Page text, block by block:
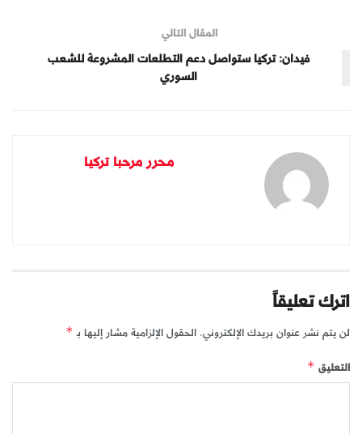
المقال التالي
فيدان: تركيا ستواصل دعم التطلعات المشروعة للشعب
السوري
محرر مرحبا تركيا
اترك تعليقاً
لن يتم نشر عنوان بريدك الإلكتروني. الحقول الإلزامية مشار إليها بـ *
التعليق *